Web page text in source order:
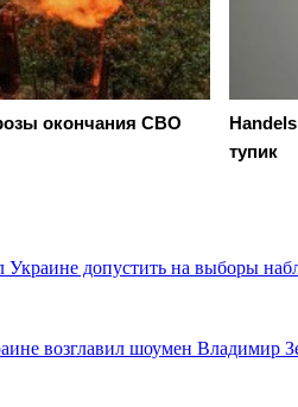
окончания СВО
тупик
допустить на выборы
возглавил шоумен Владимир